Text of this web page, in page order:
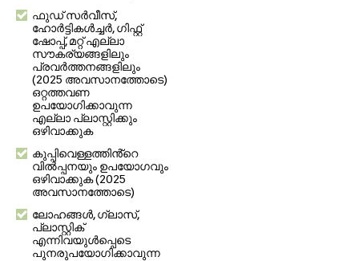
ഫുഡ് സർവീസ്,
ഹോർട്ടികൾച്ചർ, ഗിഫ്റ്റ്
ഷോപ്പ്, മറ്റ് എല്ലാ
സൗകര്യങ്ങളിലും
പ്രവർത്തനങ്ങളിലും
(2025 അവസാനത്തോടെ)
ഒറ്റത്തവണ
ഉപയോഗിക്കാവുന്ന
എല്ലാ പ്ലാസ്റ്റിക്കും
ഒഴിവാക്കുക
കുപ്പിവെള്ളത്തിൻ്റെ
വിൽപ്പനയും ഉപയോഗവും
ഒഴിവാക്കുക (2025
അവസാനത്തോടെ)
ലോഹങ്ങൾ, ഗ്ലാസ്,
പ്ലാസ്റ്റിക്
എന്നിവയുൾപ്പെടെ
പുനരുപയോഗിക്കാവുന്ന